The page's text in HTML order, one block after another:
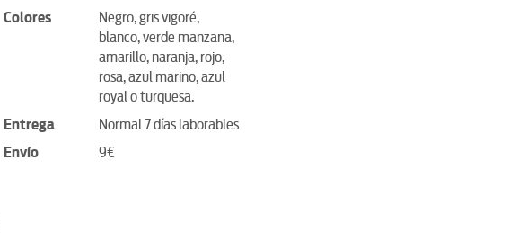
Colores
Negro, gris vigoré,
blanco, verde manzana,
amarillo, naranja, rojo,
rosa, azul marino, azul
royal o turquesa.
Entrega
Normal 7 días laborables
Envío
9€